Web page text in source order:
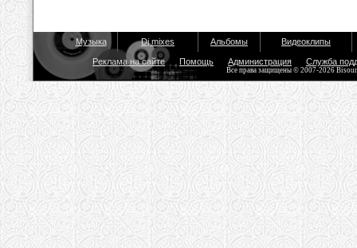
Музыка Dj mixes Альбомы Видеоклипы
Реклама на сайте Помощь Администрация Служба
Все права защищены © 2007-2026